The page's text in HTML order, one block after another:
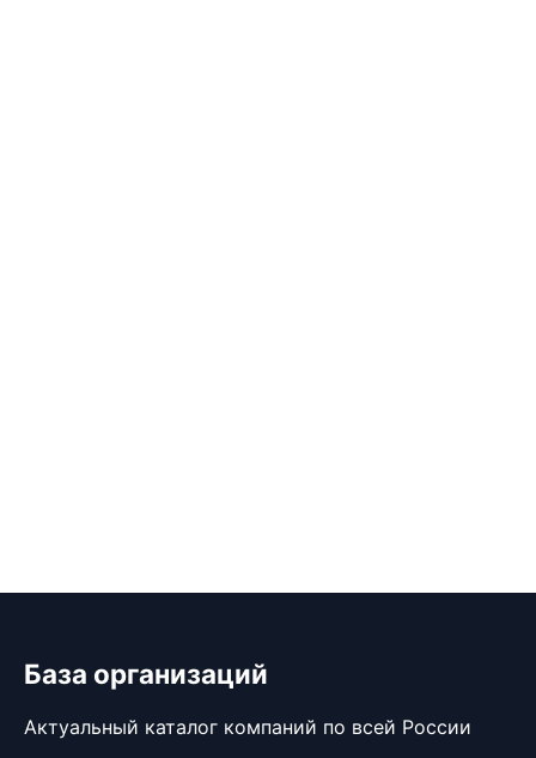
База организаций
Актуальный каталог компаний по всей России